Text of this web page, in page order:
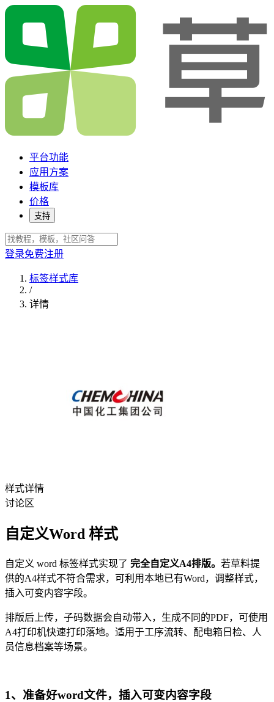
平台功能
应用方案
模板库
价格
支持
登录免费注册
标签样式库
/
详情
样式详情
讨论区
自定义Word 样式
自定义 word 标签样式实现了 完全自定义A4排版。 若草料提
供的A4样式不符合需求，可利用本地已有Word，调整样式，
插入可变内容字段。
排版后上传，子码数据会自动带入，生成不同的PDF，可使用
A4打印机快速打印落地。适用于工序流转、配电箱日检、人
员信息档案等场景。
1、准备好word文件，插入可变内容字段